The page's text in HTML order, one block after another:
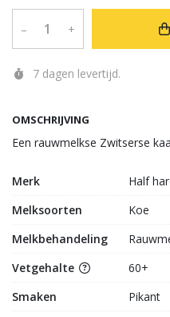
OMSCHRIJVING
Een rauwmelkse Zwitserse
– +
7 dagen levertijd.
Merk
Half
Melksoorten
Koe
Melkbehandeling
Vetgehalte
60+
Smaken
Pikant